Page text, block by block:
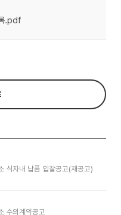
.pdf
식자내 납품 입찰공고(재공고)
수의계약공고